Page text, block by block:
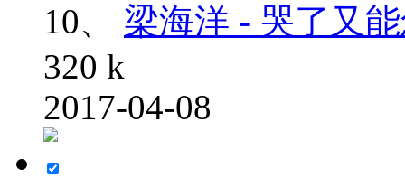
10、
梁海洋 - 哭了又
320 k
2017-04-08